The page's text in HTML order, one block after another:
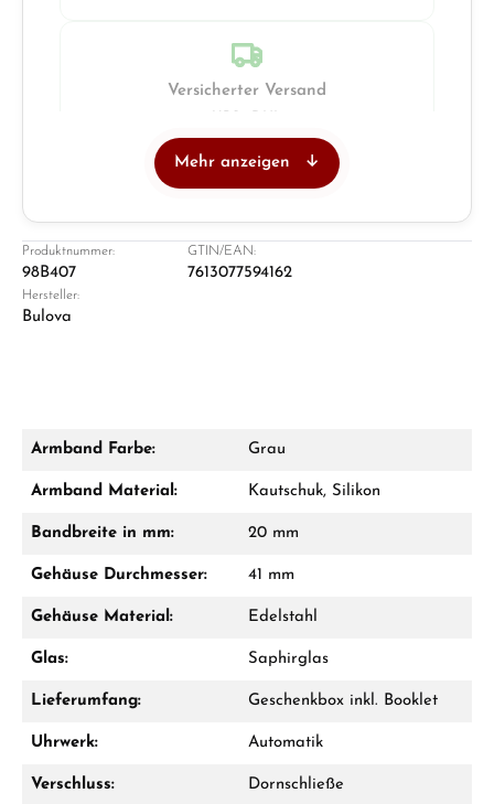
Versicherter Versand
Ladengeschäft in Solingen
Damon Reiners
WhatsApp Chat
Geschenk im Warenkorb.
Mehr anzeigen
Produktnummer:
98B407
GTIN/EAN:
7613077594162
Hersteller:
Bulova
Armband Farbe: Grau
Armband Material: Kautschuk, Silikon
Bandbreite in mm: 20 mm
Gehäuse Durchmesser: 41 mm
Gehäuse Material: Edelstahl
Glas: Saphirglas
Lieferumfang: Geschenkbox inkl. Booklet
Uhrwerk: Automatik
Verschluss: Dornschließe